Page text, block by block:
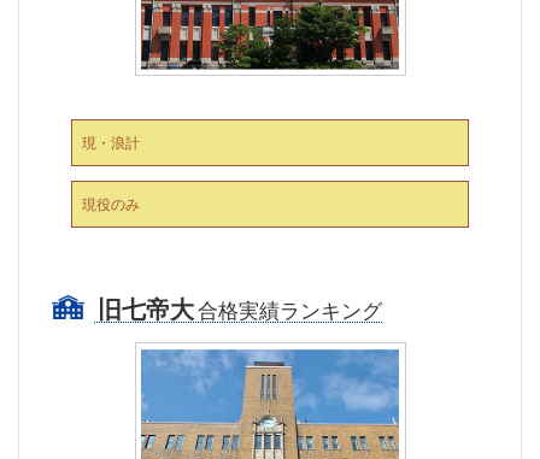
現・浪計
現役のみ
旧七帝大合格実績ランキング